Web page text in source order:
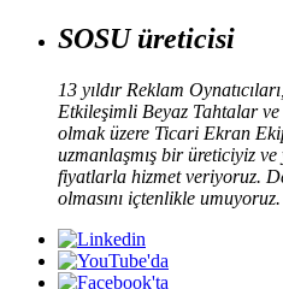
SOSU üreticisi
13 yıldır Reklam
Etkileşimli Beyaz Tahtalar
olmak üzere Ticari Ekran
uzmanlaşmış bir üreticiyiz
fiyatlarla hizmet veriyoruz.
olmasını içtenlikle umuyoruz.